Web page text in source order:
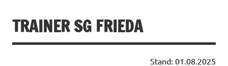
TRAINER SG FRIEDA
Stand: 01.08.2025